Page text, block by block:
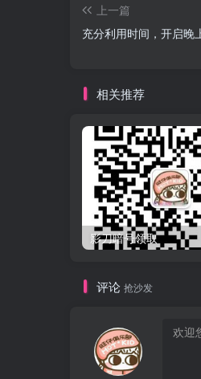
上一篇
充分利用时间，开启晚
相关推荐
影刀暗号领取
评论 抢沙发